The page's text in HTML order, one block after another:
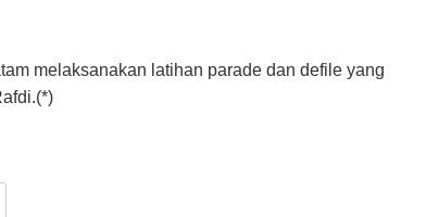
melaksanakan latihan parade dan defile yang